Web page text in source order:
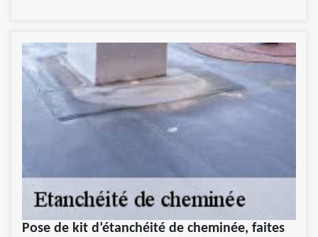
Pose de kit d’étanchéité de cheminée, faites